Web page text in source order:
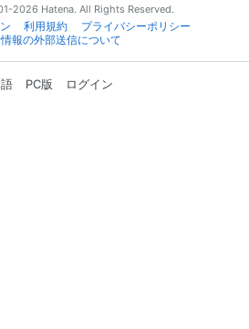
2026 Hatena. All Rights Reserved.
利用規約
プライバシーポリシー
報の外部送信について
PC版 ログイン